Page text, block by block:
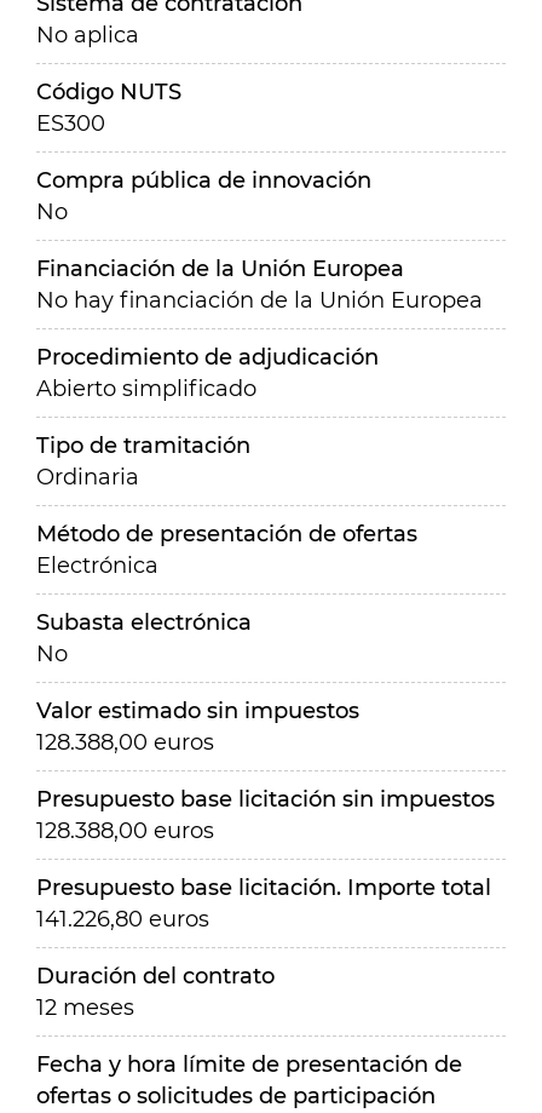
No aplica
Código NUTS
ES300
Compra pública de innovación
No
Financiación de la Unión Europea
No hay financiación de la Unión Europea
Procedimiento de adjudicación
Abierto simplificado
Tipo de tramitación
Ordinaria
Método de presentación de ofertas
Electrónica
Subasta electrónica
No
Valor estimado sin impuestos
128.388,00 euros
Presupuesto base licitación sin impuestos
128.388,00 euros
Presupuesto base licitación. Importe total
141.226,80 euros
Duración del contrato
12 meses
Fecha y hora límite de presentación de
ofertas o solicitudes de participación